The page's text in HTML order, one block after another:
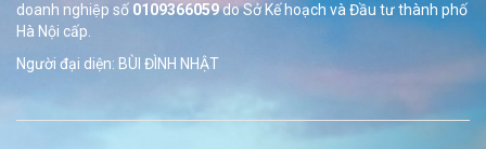
doanh nghiệp số 0109366059do SởKế hoạch và Đầu tư thành phố
Hà Nội cấp.
Người đại diện: BÙI ĐÌNH NHẬT